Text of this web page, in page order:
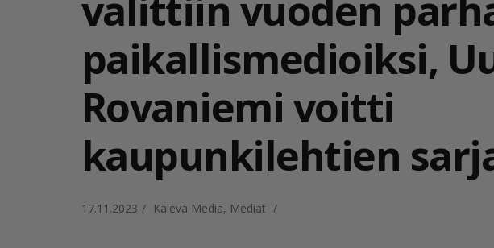
paikallismedioiksi,
Rovaniemi voitti
kaupunkilehtien
17.11.2023 / Kaleva Media, Mediat /